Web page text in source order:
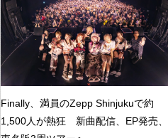
Finally、満員のZepp Shinjukuで約
1,500人が熱狂 新曲配信、EP発売、